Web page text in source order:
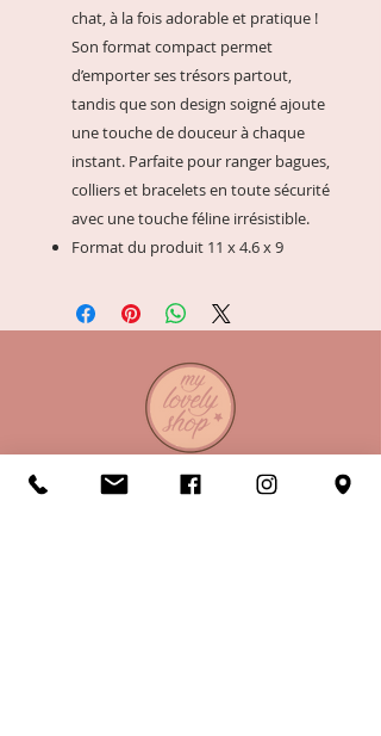
chat, à la fois adorable et pratique !
Son format compact permet
d’emporter ses trésors partout,
tandis que son design soigné ajoute
une touche de douceur à chaque
instant. Parfaite pour ranger bagues,
colliers et bracelets en toute sécurité
avec une touche féline irrésistible.
Format du produit 11 x 4.6 x 9